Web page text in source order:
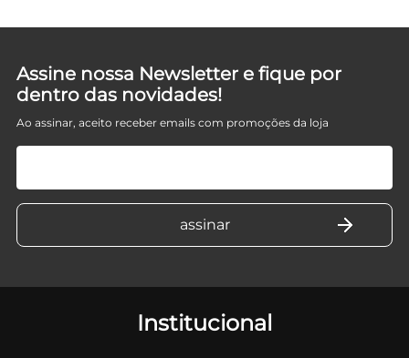
Assine nossa Newsletter e fique por
dentro das novidades!
Ao assinar, aceito receber emails com promoções da loja
Institucional